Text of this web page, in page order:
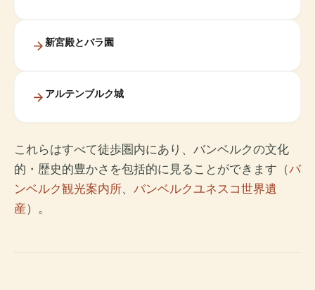
新宮殿とバラ園
アルテンブルク城
これらはすべて徒歩圏内にあり、バンベルクの文化
的・歴史的豊かさを包括的に見ることができます（バ
ンベルク観光案内所、 バンベルクユネスコ世界遺
産）。